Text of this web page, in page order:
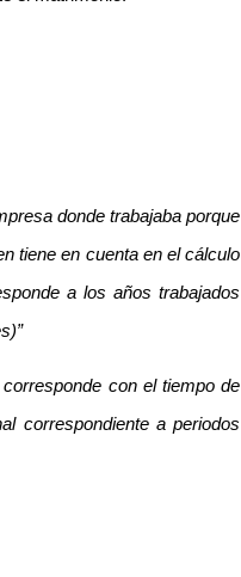
donde trabajaba porque
tiene en cuenta en el cálculo
a los años trabajados
con el tiempo de
correspondiente a periodos